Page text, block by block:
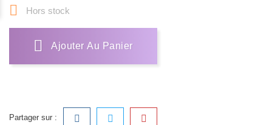
 Hors stock
Ajouter Au Panier
Partager sur :